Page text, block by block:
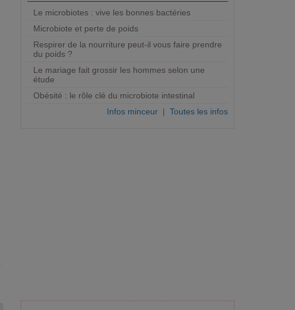
Le microbiotes : vive les bonnes bactéries
Microbiote et perte de poids
Respirer de la nourriture peut-il vous faire prendre
du poids ?
Le mariage fait grossir les hommes selon une
étude
Obésité : le rôle clé du microbiote intestinal
Infos minceur | Toutes les infos